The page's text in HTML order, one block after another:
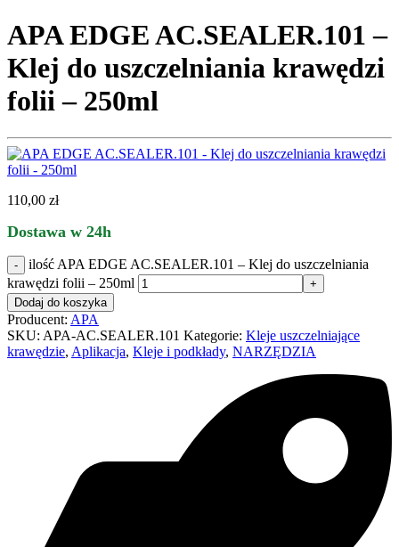
APA EDGE AC.SEALER.101 –
Klej do uszczelniania krawędzi
folii – 250ml
110,00 zł
Dostawa w 24h
ilość APA EDGE AC.SEALER.101 – Klej do uszczelniania
krawędzi folii – 250ml
Dodaj do koszyka
Producent: APA
SKU: APA-AC.SEALER.101 Kategorie: Kleje uszczelniające
krawędzie, Aplikacja, Kleje i podkłady, NARZĘDZIA